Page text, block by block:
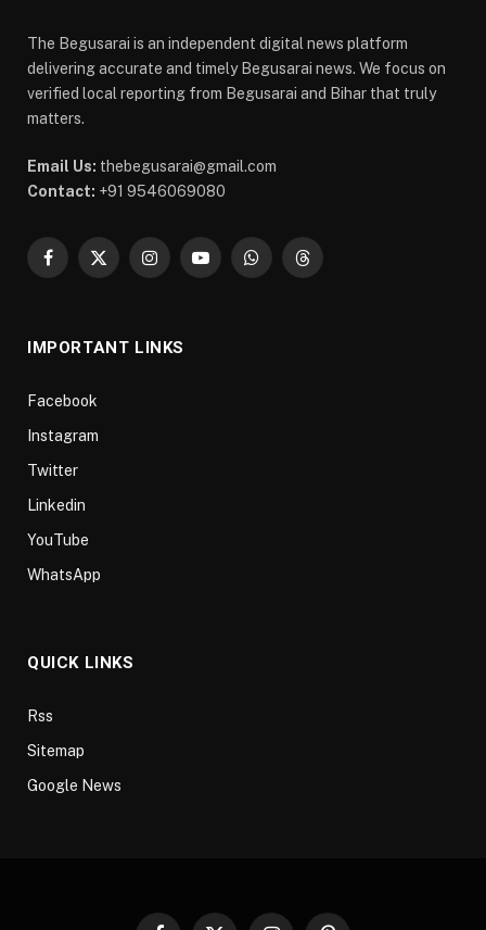
The Begusarai is an independent digital news platform
delivering accurate and timely Begusarai news. We focus on
verified local reporting from Begusarai and Bihar that truly
matters.
Email Us: thebegusarai@gmail.com
Contact: +91 9546069080
Facebook
X
InstagramYouTubeWhatsAppThreads
IMPORTANT LINKS
Facebook
Instagram
Twitter
Linkedin
YouTube
WhatsApp
QUICK LINKS
Rss
Sitemap
Google News